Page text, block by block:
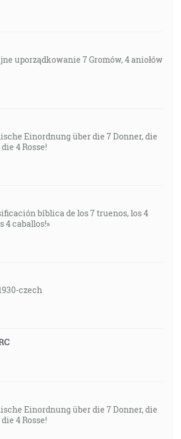
uporządkowanie 7 Gromów, 4 aniołów
Einordnung über die 7 Donner, die
4 Rosse!
bíblica de los 7 truenos, los 4
4 caballos!»
czech
Einordnung über die 7 Donner, die
4 Rosse!